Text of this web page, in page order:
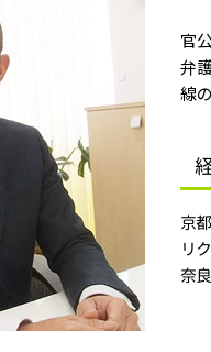
官
弁
線
京
リ
奈